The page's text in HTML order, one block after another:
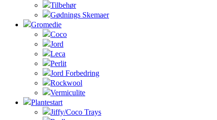
Tilbehør
Gødnings Skemaer
Gromedie
Coco
Jord
Leca
Perlit
Jord Forbedring
Rockwool
Vermiculite
Plantestart
Jiffy/Coco Trays